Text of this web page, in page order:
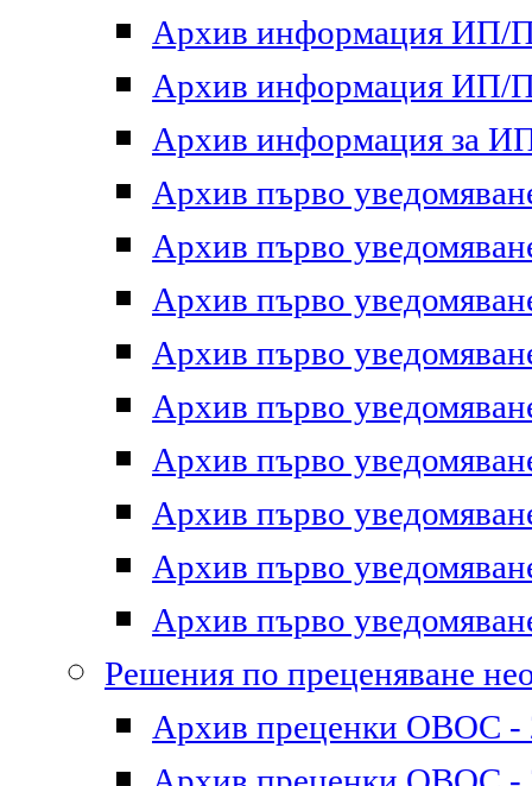
Архив информация ИП/
Архив информация ИП/
Архив информация за
Архив първо
Архив първо
Архив първо
Архив първо
Архив първо
Архив първо
Архив първо
Архив първо
Архив първо
Решения по преценяване
Архив преценки ОВОС -